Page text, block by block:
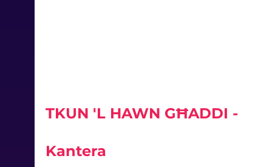
TKUN 'L HAWN GĦADDI -
Kantera